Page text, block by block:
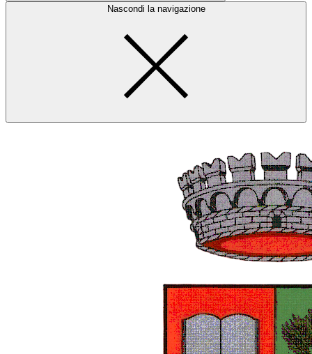
Nascondi la navigazione